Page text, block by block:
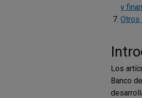
y
Otros
Los
Banco